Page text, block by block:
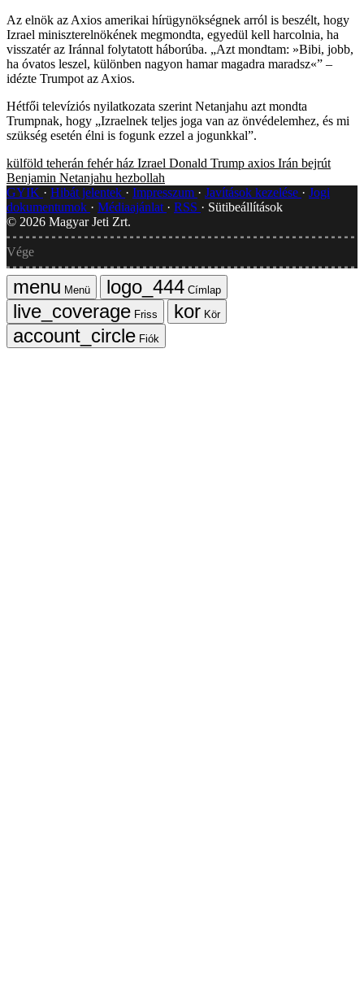
Az elnök az Axios amerikai hírügynökségnek arról is beszélt, hogy
Izrael miniszterelnökének megmondta, egyedül kell harcolnia, ha
visszatér az Iránnal folytatott háborúba. „Azt mondtam: »Bibi, jobb,
ha óvatos leszel, különben nagyon hamar magadra maradsz«” –
idézte Trumpot az Axios.
Hétfői televíziós nyilatkozata szerint Netanjahu azt mondta
Trumpnak, hogy „Izraelnek teljes joga van az önvédelemhez, és mi
szükség esetén élni is fogunk ezzel a jogunkkal”.
külföld teherán fehér ház Izrael Donald Trump axios Irán bejrút
Benjamin Netanjahu hezbollah
GYIK
Hibát jelentek Impresszum Javítások kezelése
Jogi
dokumentumok
Médiaajánlat RSS
Sütibeállítások
© 2026 Magyar Jeti Zrt.
Vége
Menü
Címlap
Friss
Kör
Fiók